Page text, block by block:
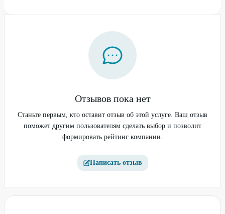
Отзывов пока нет
Станьте первым, кто оставит отзыв об этой услуге. Ваш отзыв
поможет другим пользователям сделать выбор и позволит
формировать рейтинг компании.
Написать отзыв